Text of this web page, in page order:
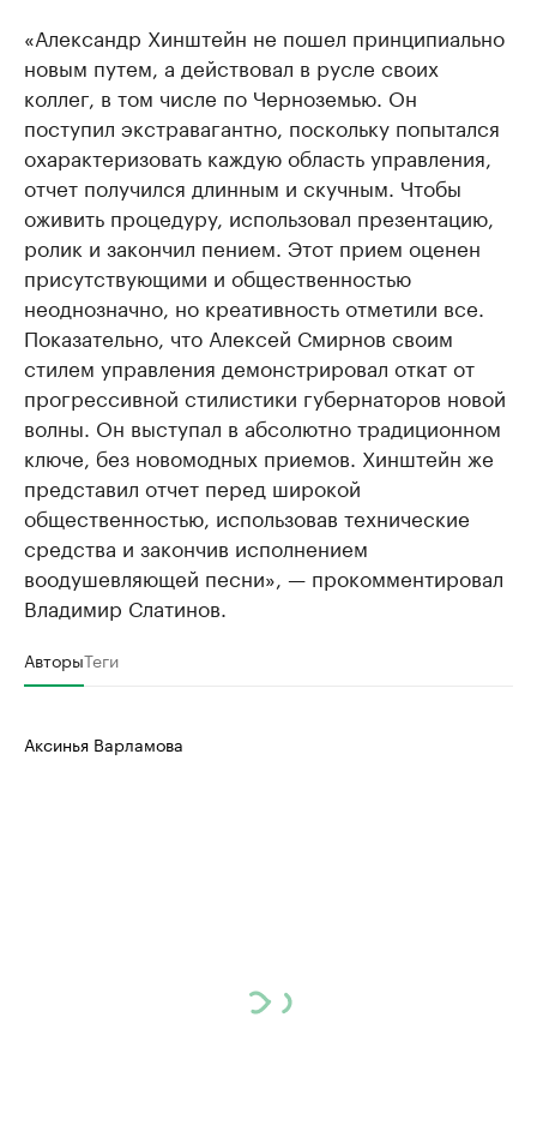
«Александр Хинштейн не пошел принципиально
новым путем, а действовал в русле своих
коллег, в том числе по Черноземью. Он
поступил экстравагантно, поскольку попытался
охарактеризовать каждую область управления,
отчет получился длинным и скучным. Чтобы
оживить процедуру, использовал презентацию,
ролик и закончил пением. Этот прием оценен
присутствующими и общественностью
неоднозначно, но креативность отметили все.
Показательно, что Алексей Смирнов своим
стилем управления демонстрировал откат от
прогрессивной стилистики губернаторов новой
волны. Он выступал в абсолютно традиционном
ключе, без новомодных приемов. Хинштейн же
представил отчет перед широкой
общественностью, использовав технические
средства и закончив исполнением
воодушевляющей песни», — прокомментировал
Владимир Слатинов.
АвторыТеги
Аксинья Варламова